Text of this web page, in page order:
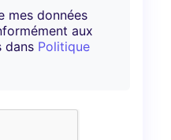
mes données
aux
dans Politique